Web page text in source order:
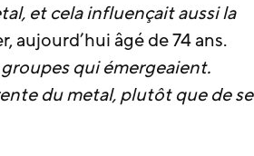
et cela influençait aussi la
aujourd’hui âgé de 74 ans.
qui émergeaient.
du metal, plutôt que de se